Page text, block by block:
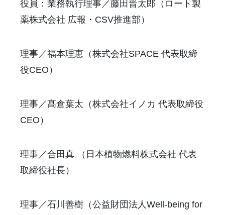
役員：業務執行理事／藤田晋太郎（ロート製
薬株式会社 広報・CSV推進部）
理事／福本理恵（株式会社SPACE 代表取締
役CEO）
理事／髙倉葉太（株式会社イノカ 代表取締役
CEO）
理事／合田真 （日本植物燃料株式会社 代表
取締役社長）
理事／石川善樹（公益財団法人Well-being for